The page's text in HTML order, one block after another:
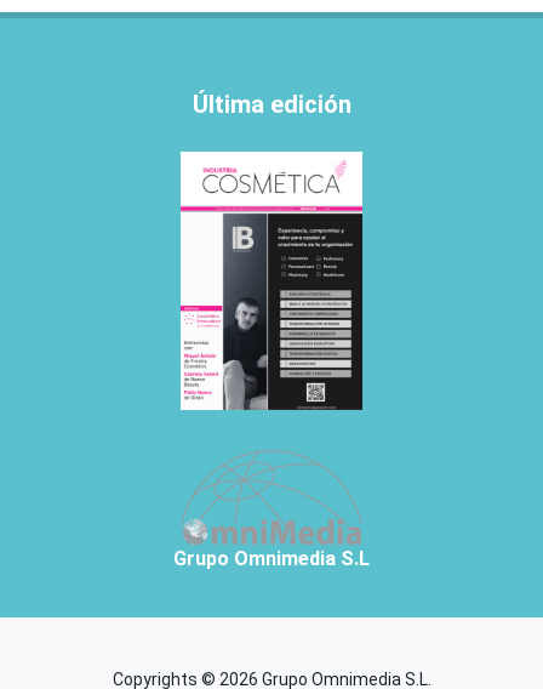
Última edición
Grupo Omnimedia S.L
Copyrights © 2026 Grupo Omnimedia S.L.